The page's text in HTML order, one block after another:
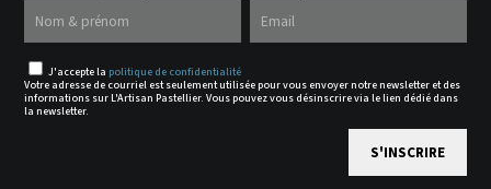
J'accepte la politique de confidentialité
Votre adresse de courriel est seulement utilisée pour vous envoyer notre newsletter et des
informations sur L'Artisan Pastellier. Vous pouvez vous désinscrire via le lien dédié dans
la newsletter.